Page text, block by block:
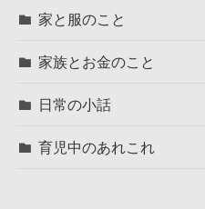
家と服のこと
家族とお金のこと
日常の小話
育児中のあれこれ